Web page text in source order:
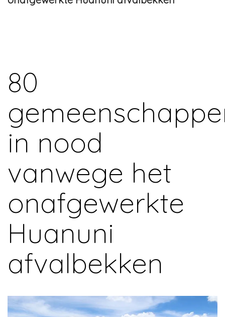
80
in nood
vanwege het
onafgewerkte
Huanuni
afvalbekken